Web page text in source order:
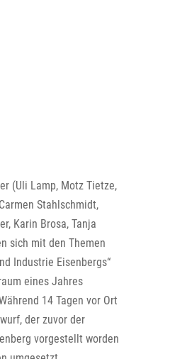
(Uli Lamp, Motz Tietze,
Stahlschmidt,
Karin Brosa, Tanja
sich mit den Themen
Industrie Eisenbergs“
eines Jahres
14 Tagen vor Ort
der zuvor der
vorgestellt worden